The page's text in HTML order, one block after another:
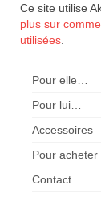
Ce site utilise
plus sur
utilisées
Pour elle…
Pour lui…
Accessoires
Pour acheter
Contact